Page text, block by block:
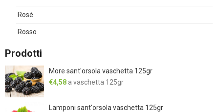
Rosè
Rosso
Prodotti
More sant'orsola vaschetta 125gr
€4,58 a vaschetta 125gr
Lamponi sant'orsola vaschetta 125gr